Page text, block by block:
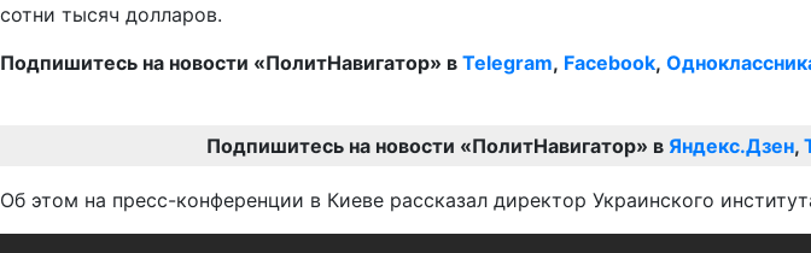
сотни тысяч долларов.
Подпишитесь на новости «ПолитНавигатор» в Telegram, Facebook,
Подпишитесь на новости «ПолитНавигатор» в Яндекс.Дзен,
Об этом на пресс-конференции в Киеве рассказал директор Украинского